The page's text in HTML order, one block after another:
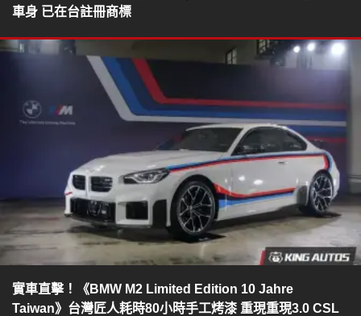
車身 已在台註冊商標
實車直擊！《BMW M2 Limited Edition 10 Jahre
Taiwan》台灣匠人耗時80小時手工烤漆 重現重現3.0 CSL